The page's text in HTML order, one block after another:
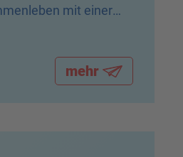
mit einer
mehr